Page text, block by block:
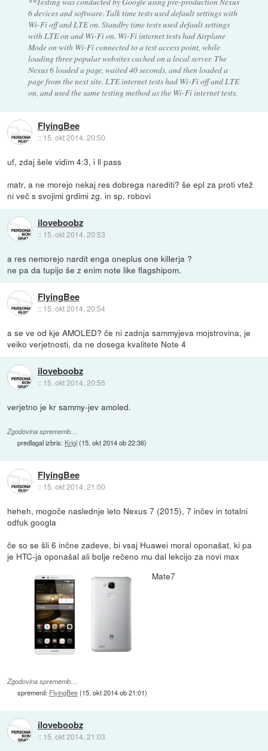
6 devices and software. Talk time tests used default settings with
Wi-Fi off and LTE on. Standby time tests used default settings
with LTE on and Wi-Fi on. Wi-Fi internet tests had Airplane
Mode on with Wi-Fi connected to a test access point, while
loading three popular websites cached on a local server. The
Nexus 6 loaded a page, waited 40 seconds, and then loaded a
page from the next site. LTE internet tests had Wi-Fi off and LTE
on, and used the same testing method as the Wi-Fi internet tests.
FlyingBee
:: 15. okt 2014, 20:50
uf, zdaj šele vidim 4:3, i ll pass
matr, a ne morejo nekaj res dobrega narediti? še epl za proti vtež
ni več s svojimi grdimi zg. in sp. robovi
iloveboobz
:: 15. okt 2014, 20:53
a res nemorejo nardit enga oneplus one killerja ?
ne pa da tupijo še z enim note like flagshipom.
FlyingBee
:: 15. okt 2014, 20:54
a se ve od kje AMOLED? če ni zadnja sammyjeva mojstrovina, je
veiko verjetnosti, da ne dosega kvalitete Note 4
iloveboobz
:: 15. okt 2014, 20:55
verjetno je kr sammy-jev amoled.
Zgodovina sprememb…
predlagal izbris: Krigl(15. okt 2014 ob 22:36)
FlyingBee
:: 15. okt 2014, 21:00
heheh, mogoče naslednje leto Nexus 7 (2015), 7 inčev in totalni
odfuk googla
če so se šli 6 inčne zadeve, bi vsaj Huawei moral oponašat, ki pa
je HTC-ja oponašal ali bolje rečeno mu dal lekcijo za novi max
Mate7
Zgodovina sprememb…
spremenil: FlyingBee(15. okt 2014 ob 21:01)
iloveboobz
:: 15. okt 2014, 21:03